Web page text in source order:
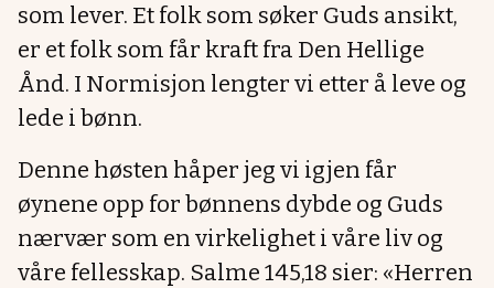
som lever. Et folk som søker Guds ansikt,
er et folk som får kraft fra Den Hellige
Ånd. I Normisjon lengter vi etter å leve og
lede i bønn.
Denne høsten håper jeg vi igjen får
øynene opp for bønnens dybde og Guds
nærvær som en virkelighet i våre liv og
våre fellesskap. Salme 145,18 sier: «Herren